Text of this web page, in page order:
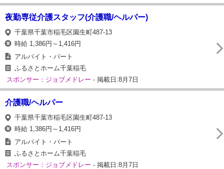
夜勤専従介護スタッフ(介護職/ヘルパー)
千葉県千葉市稲毛区園生町487-13
時給 1,386円～1,416円
アルバイト・パート
ふるさとホーム千葉稲毛
スポンサー：ジョブメドレー - 掲載日:8月7日
介護職/ヘルパー
千葉県千葉市稲毛区園生町487-13
時給 1,386円～1,416円
アルバイト・パート
ふるさとホーム千葉稲毛
スポンサー：ジョブメドレー - 掲載日:8月7日